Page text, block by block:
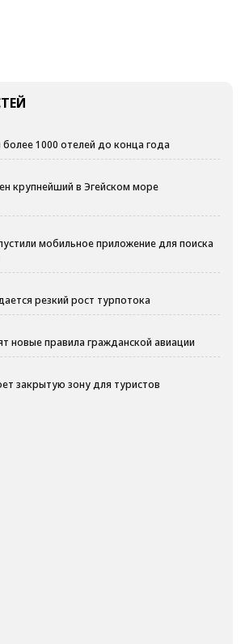
1000 отелей до конца года
крупнейший в Эгейском море
мобильное приложение для поиска
резкий рост турпотока
новые правила гражданской авиации
закрытую зону для туристов